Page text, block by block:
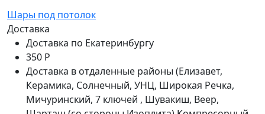
Шары под потолок
Доставка
Доставка по Екатеринбургу
350 Р
Доставка в отдаленные районы (Елизавет,
Керамика, Солнечный, УНЦ, Широкая Речка,
Мичуринский, 7 ключей , Шувакиш, Веер,